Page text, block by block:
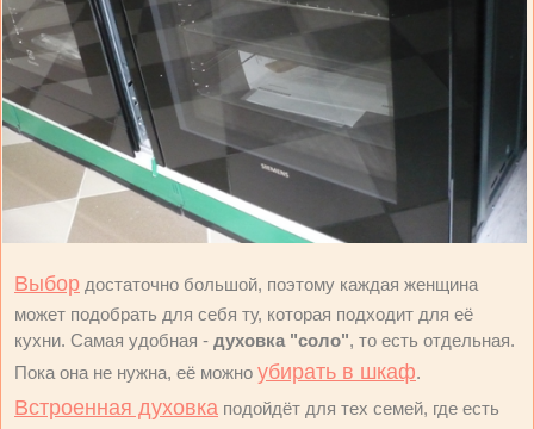
Выбор достаточно большой, поэтому каждая женщина
может подобрать для себя ту, которая подходит для её
кухни. Самая удобная - духовка "соло", то есть отдельная.
Пока она не нужна, её можно убирать в шкаф.
Встроенная духовка подойдёт для тех семей, где есть